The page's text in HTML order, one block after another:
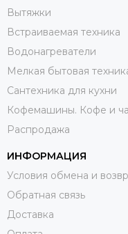
Вытяжки
Встраиваемая техника
Водонагреватели
Мелкая бытовая
Сантехника для кухни
Кофемашины. Кофе и
Распродажа
ИНФОРМАЦИЯ
Условия обмена и
Обратная связь
Доставка